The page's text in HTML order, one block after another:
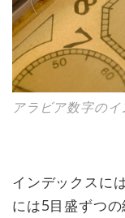
アラビア数字の
インデックスに
には5目盛ずつの